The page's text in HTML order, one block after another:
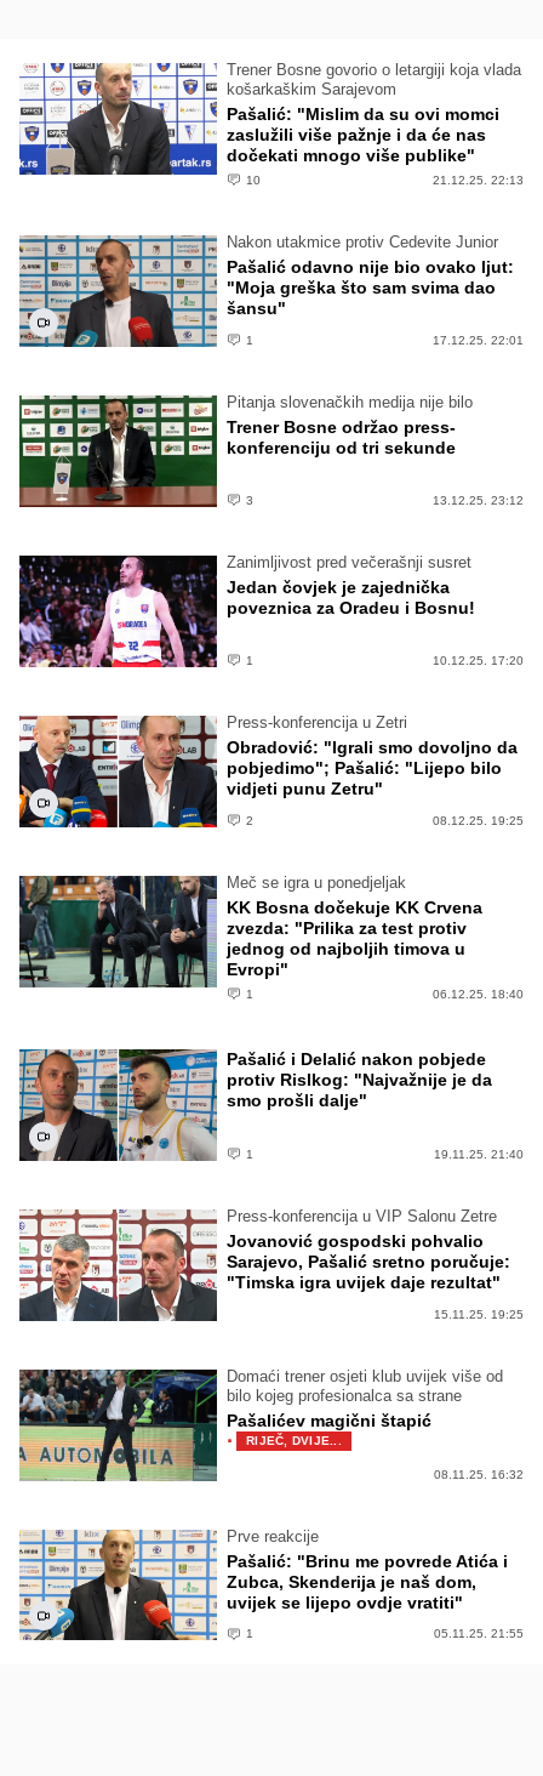
Trener Bosne govorio o letargiji koja vlada
košarkaškim Sarajevom
Pašalić: "Mislim da su ovi momci
zaslužili više pažnje i da će nas
dočekati mnogo više publike"
10 21.12.25. 22:13
Nakon utakmice protiv Cedevite Junior
Pašalić odavno nije bio ovako ljut:
"Moja greška što sam svima dao
šansu"
1 17.12.25. 22:01
Pitanja slovenačkih medija nije bilo
Trener Bosne održao press-
konferenciju od tri sekunde
3 13.12.25. 23:12
Zanimljivost pred večerašnji susret
Jedan čovjek je zajednička
poveznica za Oradeu i Bosnu!
1 10.12.25. 17:20
Press-konferencija u Zetri
Obradović: "Igrali smo dovoljno da
pobjedimo"; Pašalić: "Lijepo bilo
vidjeti punu Zetru"
2 08.12.25. 19:25
Meč se igra u ponedjeljak
KK Bosna dočekuje KK Crvena
zvezda: "Prilika za test protiv
jednog od najboljih timova u
Evropi"
1 06.12.25. 18:40
Pašalić i Delalić nakon pobjede
protiv Rislkog: "Najvažnije je da
smo prošli dalje"
1 19.11.25. 21:40
Press-konferencija u VIP Salonu Zetre
Jovanović gospodski pohvalio
Sarajevo, Pašalić sretno poručuje:
"Timska igra uvijek daje rezultat"
15.11.25. 19:25
Domaći trener osjeti klub uvijek više od
bilo kojeg profesionalca sa strane
Pašalićev magični štapić
· RIJEČ, DVIJE...
08.11.25. 16:32
Prve reakcije
Pašalić: "Brinu me povrede Atića i
Zubca, Skenderija je naš dom,
uvijek se lijepo ovdje vratiti"
1 05.11.25. 21:55